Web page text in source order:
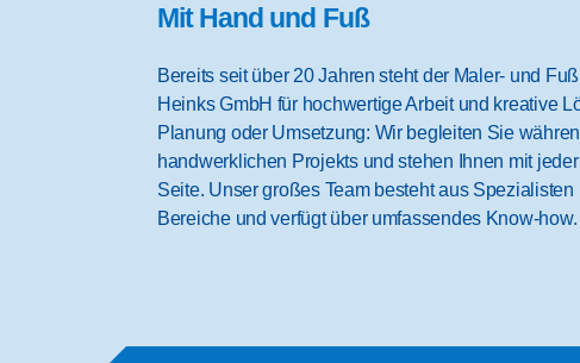
Mit Hand und Fuß
Bereits seit über 20 Jahren steht der Maler- und
Heinks GmbH für hochwertige Arbeit und kreative
Planung oder Umsetzung: Wir begleiten Sie
handwerklichen Projekts und stehen Ihnen mit
Seite. Unser großes Team besteht aus
Bereiche und verfügt über umfassendes Know-how.